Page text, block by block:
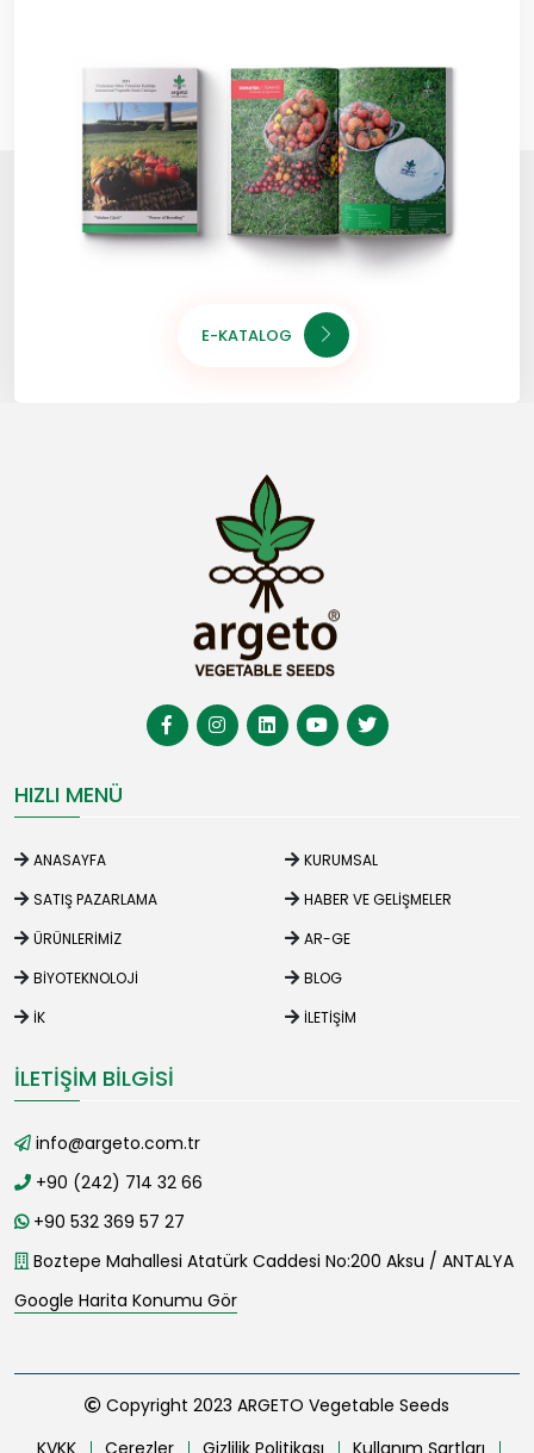
E-KATALOG
HIZLI MENÜ
ANASAYFA
KURUMSAL
SATIŞ PAZARLAMA
HABER VE GELIŞMELER
ÜRÜNLERIMIZ
AR-GE
BIYOTEKNOLOJI
BLOG
İK
İLETIŞIM
İLETIŞIM BILGISI
info@argeto.com.tr
+90 (242) 714 32 66
+90 532 369 57 27
Boztepe Mahallesi Atatürk Caddesi No:200 Aksu / ANTALYA
Google Harita Konumu Gör
Copyright 2023 ARGETO Vegetable Seeds